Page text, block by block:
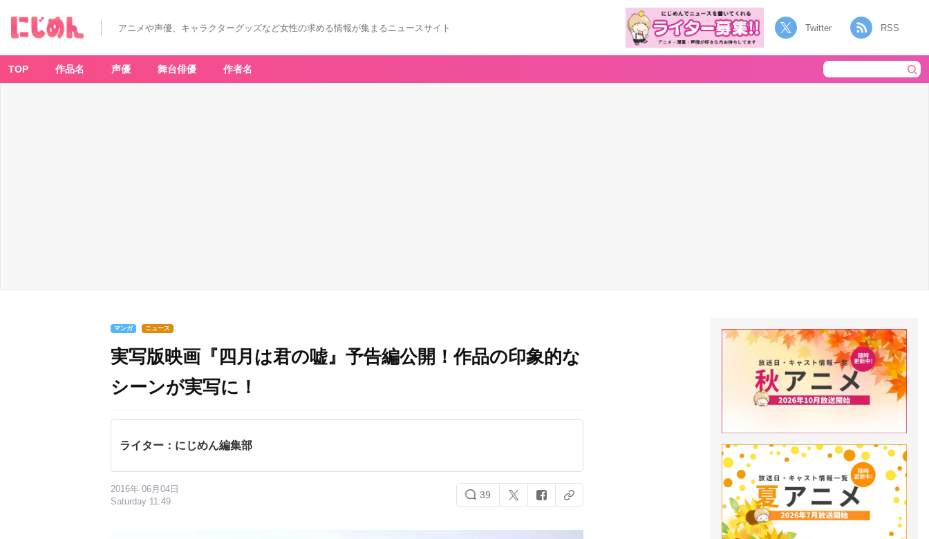
アニメや声優、キャラクターグッズなど女性の求める情報が集まるニュースサイト Twitter RSS
TOP 作品名 声優 舞台俳優 作者名
マンガ ニュース
実写版映画『四月は君の嘘』予告編公開！作品の印象的な
シーンが実写に！
ライター：にじめん編集部
2016年 06月04日
Saturday 11:49
39